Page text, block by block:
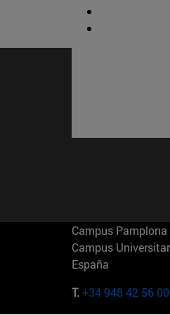
Campus Pamplona
Campus
España
T.+34 948 42 56 00